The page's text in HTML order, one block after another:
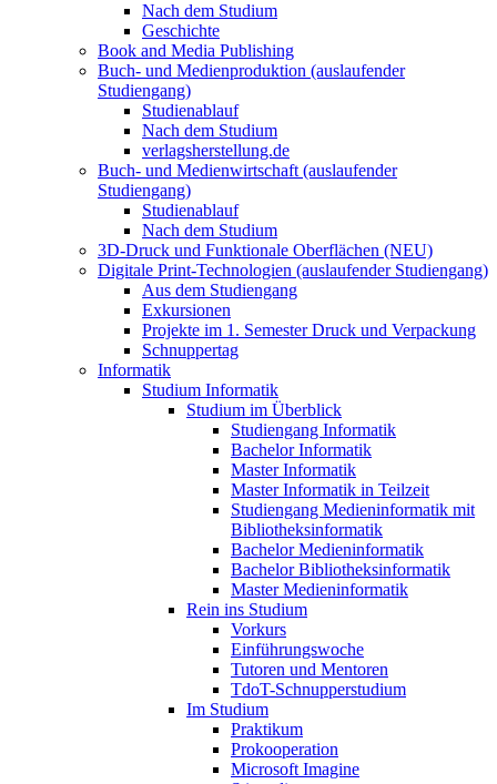
Nach dem Studium
Geschichte
Book and Media Publishing
Buch- und Medienproduktion (auslaufender
Studiengang)
Studienablauf
Nach dem Studium
verlagsherstellung.de
Buch- und Medienwirtschaft (auslaufender
Studiengang)
Studienablauf
Nach dem Studium
3D-Druck und Funktionale Oberflächen (NEU)
Digitale Print-Technologien (auslaufender Studiengang)
Aus dem Studiengang
Exkursionen
Projekte im 1. Semester Druck und Verpackung
Schnuppertag
Informatik
Studium Informatik
Studium im Überblick
Studiengang Informatik
Bachelor Informatik
Master Informatik
Master Informatik in Teilzeit
Studiengang Medieninformatik mit
Bibliotheksinformatik
Bachelor Medieninformatik
Bachelor Bibliotheksinformatik
Master Medieninformatik
Rein ins Studium
Vorkurs
Einführungswoche
Tutoren und Mentoren
TdoT-Schnupperstudium
Im Studium
Praktikum
Prokooperation
Microsoft Imagine